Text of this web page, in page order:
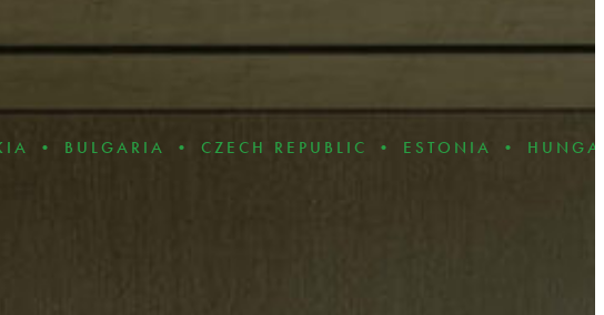
• CZECH REPUBLIC • ESTONIA • HUNGARY •